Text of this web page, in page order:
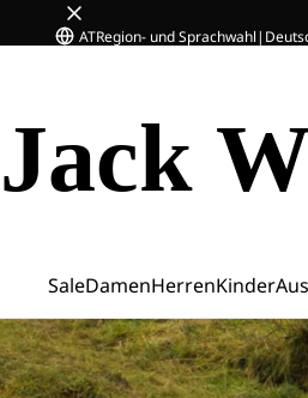
ATRegion- und Sprachwahl|
Jack
SaleDamenHerrenKinder